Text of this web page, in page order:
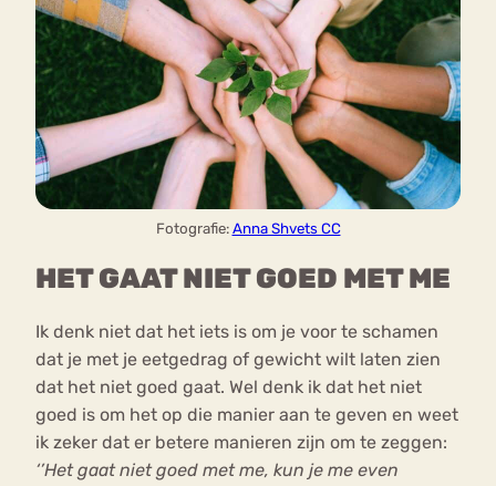
Fotografie: Anna Shvets CC
HET GAAT NIET GOED MET ME
Ik denk niet dat het iets is om je voor te schamen
dat je met je eetgedrag of gewicht wilt laten zien
dat het niet goed gaat. Wel denk ik dat het niet
goed is om het op die manier aan te geven en weet
ik zeker dat er betere manieren zijn om te zeggen:
‘’Het gaat niet goed met me, kun je me even